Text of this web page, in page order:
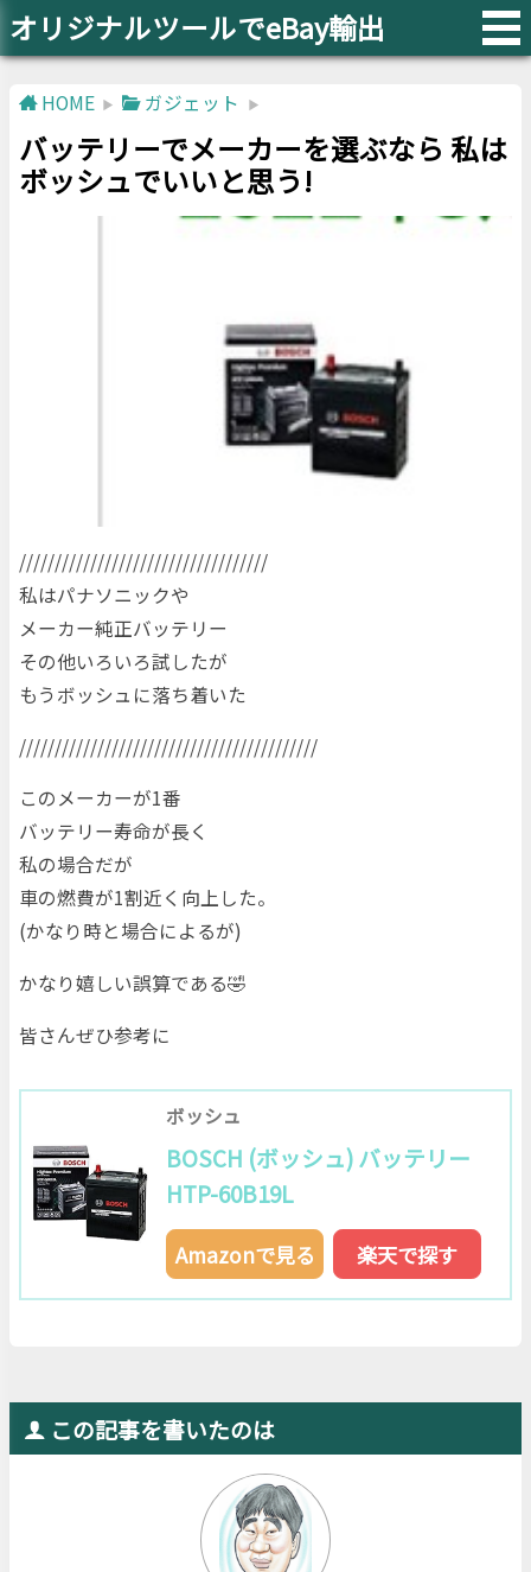
オリジナルツールでeBay輸出
HOME ガジェット
バッテリーでメーカーを選ぶなら 私は
ボッシュでいいと思う!
///////////////////////////////////
私はパナソニックや
メーカー純正バッテリー
その他いろいろ試したが
もうボッシュに落ち着いた
//////////////////////////////////////////
このメーカーが1番
バッテリー寿命が長く
私の場合だが
車の燃費が1割近く向上した。
(かなり時と場合によるが)
かなり嬉しい誤算である🤣
皆さんぜひ参考に
ボッシュ
BOSCH (ボッシュ) バッテリー
HTP-60B19L
Amazonで見る 楽天で探す
この記事を書いたのは